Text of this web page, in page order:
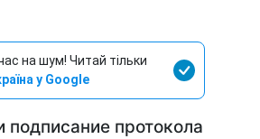
на шум! Читай тільки
у Google
протокола